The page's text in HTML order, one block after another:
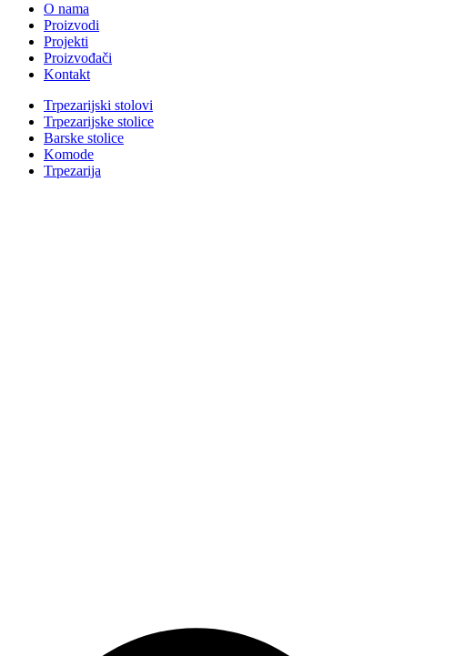
O nama
Proizvodi
Projekti
Proizvođači
Kontakt
Trpezarijski stolovi
Trpezarijske stolice
Barske stolice
Komode
Trpezarija